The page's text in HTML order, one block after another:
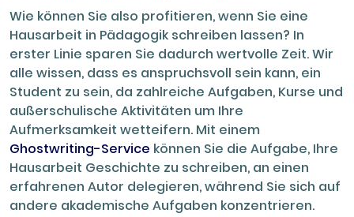
Wie können Sie also profitieren, wenn Sie eine
Hausarbeit in Pädagogik schreiben lassen? In
erster Linie sparen Sie dadurch wertvolle Zeit. Wir
alle wissen, dass es anspruchsvoll sein kann, ein
Student zu sein, da zahlreiche Aufgaben, Kurse und
außerschulische Aktivitäten um Ihre
Aufmerksamkeit wetteifern. Mit einem
Ghostwriting-Service können Sie die Aufgabe, Ihre
Hausarbeit Geschichte zu schreiben, an einen
erfahrenen Autor delegieren, während Sie sich auf
andere akademische Aufgaben konzentrieren.